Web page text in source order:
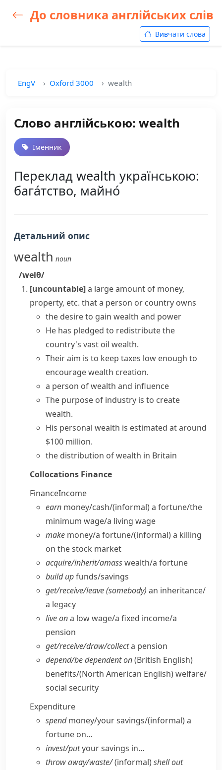
До словника англійських слів
Вивчати слова
EngV Oxford 3000 wealth
Слово англійською: wealth
Іменник
Переклад wealth українською:
бага́тство, майно́
Детальний опис
wealth noun
/welθ/
[uncountable]a large amount of money,
property, etc. that a person or country owns
the desire to gain wealth and power
He has pledged to redistribute the
country's vast oil wealth.
Their aim is to keep taxes low enough to
encouragewealth creation.
a person of wealth and influence
The purpose of industry is to create
wealth.
His personal wealth is estimated at around
$100 million.
the distribution of wealth in Britain
Collocations Finance
FinanceIncome
earn money/​cash/(informal)a fortune/​the
minimum wage/​a living wage
make money/​a fortune/(informal)a killing
on the stock market
acquire/​inherit/​amasswealth/​a fortune
build upfunds/​savings
get/​receive/​leave (somebody) an inheritance/​
a legacy
live ona low wage/​a fixed income/​a
pension
get/​receive/​draw/​collecta pension
depend/​be dependent on(British English)
benefits/(North American English)welfare/​
social security
Expenditure
spendmoney/​your savings/(informal)a
fortune on…
invest/​putyour savings in…
throw away/​waste/(informal)shell out